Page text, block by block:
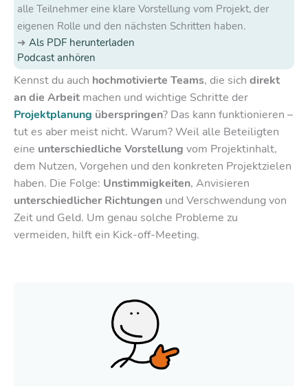
alle Teilnehmer eine klare Vorstellung vom Projekt, der
eigenen Rolle und den nächsten Schritten haben.
Als PDF herunterladen
Podcast anhören
Kennst du auch hochmotivierte Teams, die sich direkt
an die Arbeit machen und wichtige Schritte der
Projektplanung überspringen? Das kann funktionieren –
tut es aber meist nicht. Warum? Weil alle Beteiligten
eine unterschiedliche Vorstellung vom Projektinhalt,
dem Nutzen, Vorgehen und den konkreten Projektzielen
haben. Die Folge: Unstimmigkeiten, Anvisieren
unterschiedlicher Richtungen und Verschwendung von
Zeit und Geld. Um genau solche Probleme zu
vermeiden, hilft ein Kick-off-Meeting.